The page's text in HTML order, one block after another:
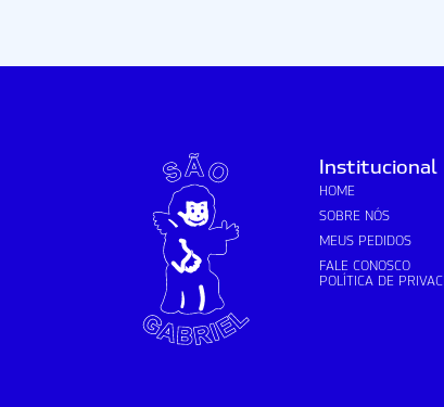
Institucional
HOME
SOBRE NÓS
MEUS PEDIDOS
FALE CONOSCO
POLÍTICA DE